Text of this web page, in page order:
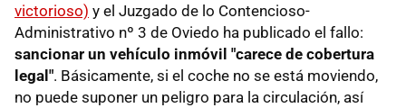
victorioso) y el Juzgado de lo Contencioso-
Administrativo nº 3 de Oviedo ha publicado el fallo:
sancionar un vehículo inmóvil "carece de cobertura
legal". Básicamente, si el coche no se está moviendo,
no puede suponer un peligro para la circulación, así